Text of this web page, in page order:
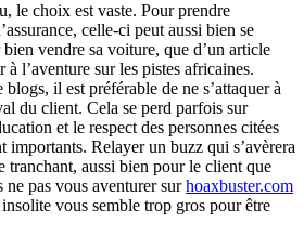
le choix est vaste. Pour prendre
celle-ci peut aussi bien se
vendre sa voiture, que d’un article
l’aventure sur les pistes africaines.
il est préférable de ne s’attaquer à
du client. Cela se perd parfois sur
et le respect des personnes citées
importants. Relayer un buzz qui s’avèrera
tranchant, aussi bien pour le client que
pas vous aventurer surhoaxbuster.com
vous semble trop gros pour être